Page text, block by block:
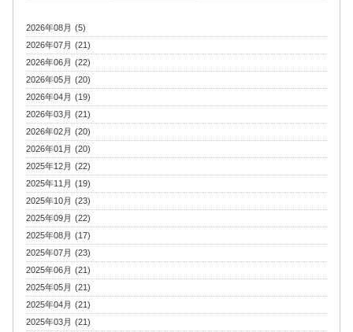
2026年08月 (5)
2026年07月 (21)
2026年06月 (22)
2026年05月 (20)
2026年04月 (19)
2026年03月 (21)
2026年02月 (20)
2026年01月 (20)
2025年12月 (22)
2025年11月 (19)
2025年10月 (23)
2025年09月 (22)
2025年08月 (17)
2025年07月 (23)
2025年06月 (21)
2025年05月 (21)
2025年04月 (21)
2025年03月 (21)